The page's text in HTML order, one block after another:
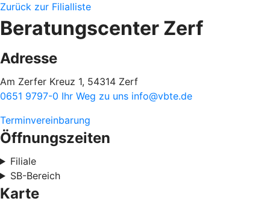
Zurück zur Filialliste
Beratungscenter Zerf
Adresse
Am Zerfer Kreuz 1, 54314 Zerf
0651 9797-0 Ihr Weg zu uns info@vbte.de
Terminvereinbarung
Öffnungszeiten
Filiale
SB-Bereich
Karte